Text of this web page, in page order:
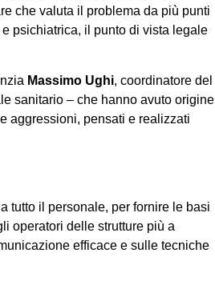
che valuta il problema da più punti
psichiatrica, il punto di vista legale
Massimo Ughi, coordinatore del
sanitario – che hanno avuto origine
aggressioni, pensati e realizzati
tutto il personale, per fornire le basi
operatori delle strutture più a
efficace e sulle tecniche